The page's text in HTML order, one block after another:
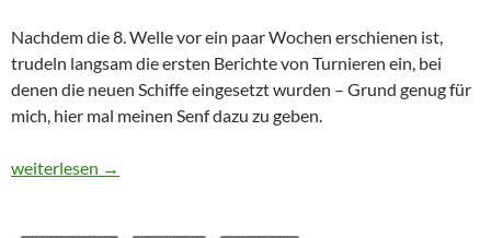
Nachdem die 8. Welle vor ein paar Wochen erschienen ist,
trudeln langsam die ersten Berichte von Turnieren ein, bei
denen die neuen Schiffe eingesetzt wurden – Grund genug für
mich, hier mal meinen Senf dazu zu geben.
A heart for the swarm
weiterlesen →